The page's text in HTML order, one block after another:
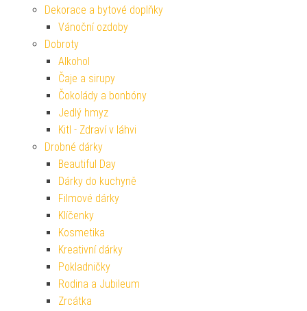
Dekorace a bytové doplňky
Vánoční ozdoby
Dobroty
Alkohol
Čaje a sirupy
Čokolády a bonbóny
Jedlý hmyz
Kitl - Zdraví v láhvi
Drobné dárky
Beautiful Day
Dárky do kuchyně
Filmové dárky
Klíčenky
Kosmetika
Kreativní dárky
Pokladničky
Rodina a Jubileum
Zrcátka